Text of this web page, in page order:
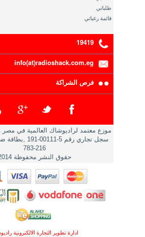
طلباتي
قائمة رغباتي
19419
info(at)radioshack.com.eg
فرص الشراكة
موزع معتمد لراديوشاك العالمية في
216-783
حقوق النشر محفوظة 2014
ادارة تطوير التجارة الالكترونية